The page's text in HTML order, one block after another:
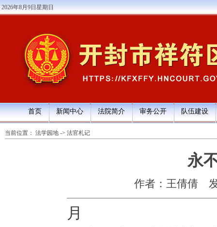
2026年8月9日星期日
首页 新闻中心 法院简介 审务公开 队伍建设
当前位置： 法学园地 -> 法官札记
永
作者：王倩倩
月